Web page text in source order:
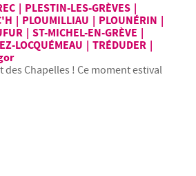
PLESTIN-LES-GRÈVES
PLOUMILLIAU PLOUNÉRIN
ST-MICHEL-EN-GRÈVE
LOCQUÉMEAU TRÉDUDER
des Chapelles ! Ce moment estival